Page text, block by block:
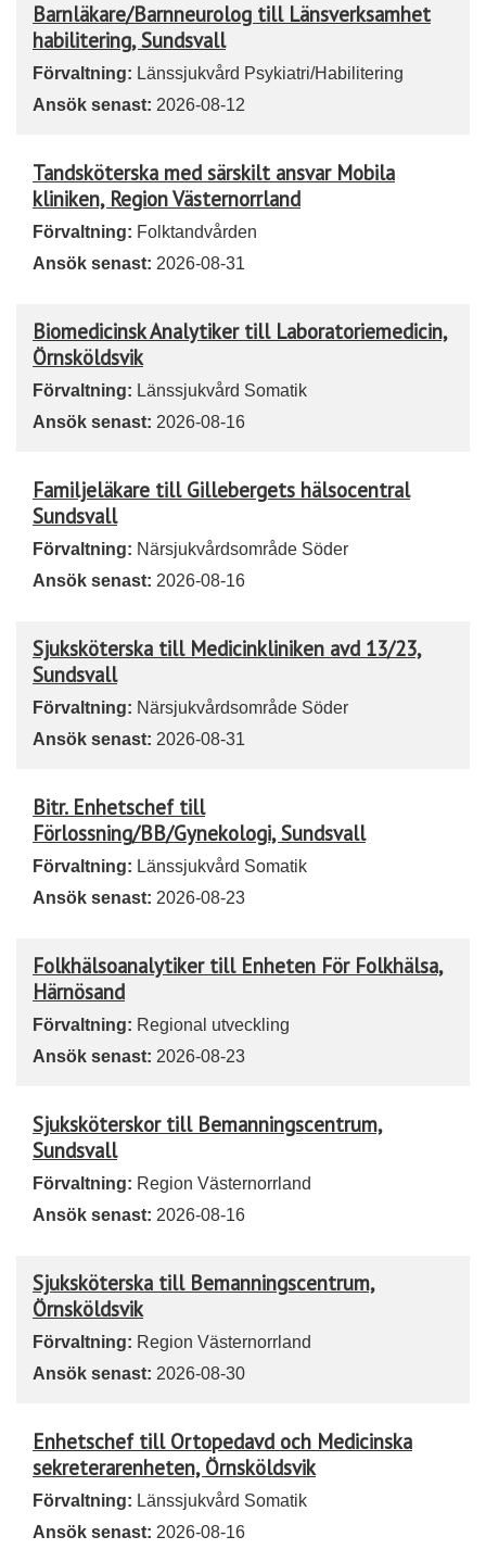
Barnläkare/Barnneurolog till Länsverksamhet
habilitering, Sundsvall
Förvaltning: Länssjukvård Psykiatri/Habilitering
Ansök senast: 2026-08-12
Tandsköterska med särskilt ansvar Mobila
kliniken, Region Västernorrland
Förvaltning: Folktandvården
Ansök senast: 2026-08-31
Biomedicinsk Analytiker till Laboratoriemedicin,
Örnsköldsvik
Förvaltning: Länssjukvård Somatik
Ansök senast: 2026-08-16
Familjeläkare till Gillebergets hälsocentral
Sundsvall
Förvaltning: Närsjukvårdsområde Söder
Ansök senast: 2026-08-16
Sjuksköterska till Medicinkliniken avd 13/23,
Sundsvall
Förvaltning: Närsjukvårdsområde Söder
Ansök senast: 2026-08-31
Bitr. Enhetschef till
Förlossning/BB/Gynekologi, Sundsvall
Förvaltning: Länssjukvård Somatik
Ansök senast: 2026-08-23
Folkhälsoanalytiker till Enheten För Folkhälsa,
Härnösand
Förvaltning: Regional utveckling
Ansök senast: 2026-08-23
Sjuksköterskor till Bemanningscentrum,
Sundsvall
Förvaltning: Region Västernorrland
Ansök senast: 2026-08-16
Sjuksköterska till Bemanningscentrum,
Örnsköldsvik
Förvaltning: Region Västernorrland
Ansök senast: 2026-08-30
Enhetschef till Ortopedavd och Medicinska
sekreterarenheten, Örnsköldsvik
Förvaltning: Länssjukvård Somatik
Ansök senast: 2026-08-16